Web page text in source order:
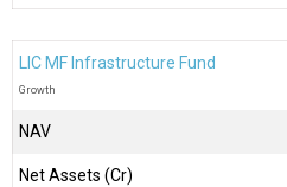
LIC MF Infrastructure Fund
Growth
NAV
Net Assets (Cr)